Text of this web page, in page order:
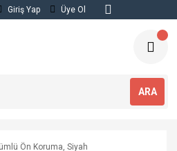
Giriş Yap Üye Ol
ARA